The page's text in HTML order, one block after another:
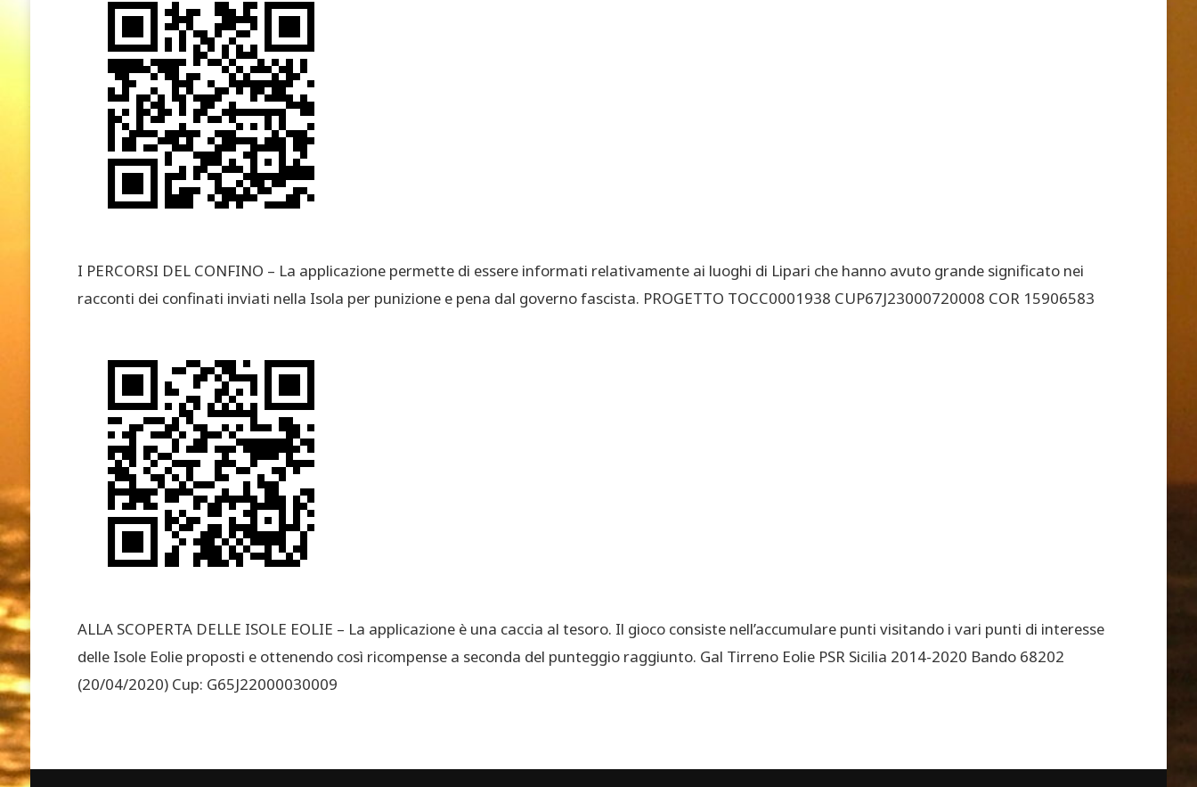
I PERCORSI DEL CONFINO – La applicazione permette di essere informati relativamente ai luoghi di Lipari che hanno avuto grande significato nei
racconti dei confinati inviati nella Isola per punizione e pena dal governo fascista. PROGETTO TOCC0001938 CUP67J23000720008 COR 15906583
ALLA SCOPERTA DELLE ISOLE EOLIE – La applicazione è una caccia al tesoro. Il gioco consiste nell’accumulare punti visitando i vari punti di interesse
delle Isole Eolie proposti e ottenendo così ricompense a seconda del punteggio raggiunto. Gal Tirreno Eolie PSR Sicilia 2014-2020 Bando 68202
(20/04/2020) Cup: G65J22000030009